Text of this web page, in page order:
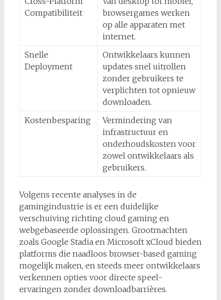
Compatibiliteit
browsergames werken
op alle apparaten met
internet.
Snelle
Deployment
Ontwikkelaars kunnen
updates snel uitrollen
zonder gebruikers te
verplichten tot opnieuw
downloaden.
Kostenbesparing
Vermindering van
infrastructuur en
onderhoudskosten voor
zowel ontwikkelaars als
gebruikers.
Volgens recente analyses in de
gamingindustrie is er een duidelijke
verschuiving richting cloud gaming en
webgebaseerde oplossingen. Grootmachten
zoals Google Stadia en Microsoft xCloud bieden
platforms die naadloos browser-based gaming
mogelijk maken, en steeds meer ontwikkelaars
verkennen opties voor directe speel-
ervaringen zonder downloadbarrières.